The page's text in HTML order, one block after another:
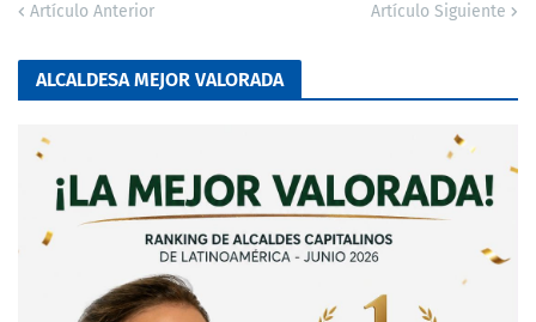
Artículo Anterior Artículo Siguiente
ALCALDESA MEJOR VALORADA